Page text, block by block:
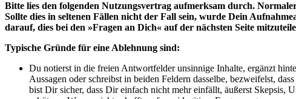
Bitte lies den folgenden Nutzungsvertrag aufmerksam durch.
Sollte dies in seltenen Fällen nicht der Fall sein, wurde Dein
darauf, dies bei den »Fragen an Dich« auf der nächsten Seite
Typische Gründe für eine Ablehnung sind:
Du notierst in die freien Antwortfelder unsinnige Inhalte, ergänzt
Aussagen oder schreibst in beiden Feldern dasselbe, bezweifelst,
bist Dir sicher, dass Dir einfach nicht mehr einfällt, äußerst Skepsis,